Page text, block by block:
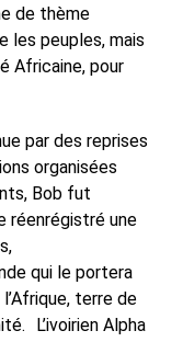
de thème
les peuples, mais
Africaine, pour
par des reprises
organisées
Bob fut
réenrégistré une
qui le portera
terre de
L’ivoirien Alpha